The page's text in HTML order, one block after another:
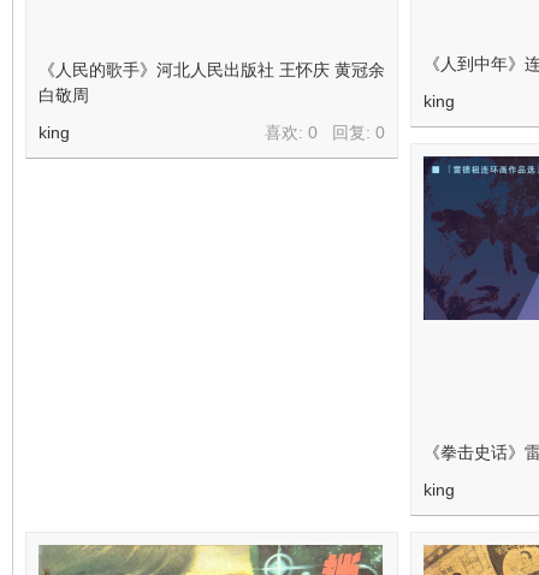
《人民的歌手》河北人民出版社 王怀庆 黄冠余
白敬周
喜欢: 0 回复: 0
king
《人到中年》
king
《拳击史话》
king